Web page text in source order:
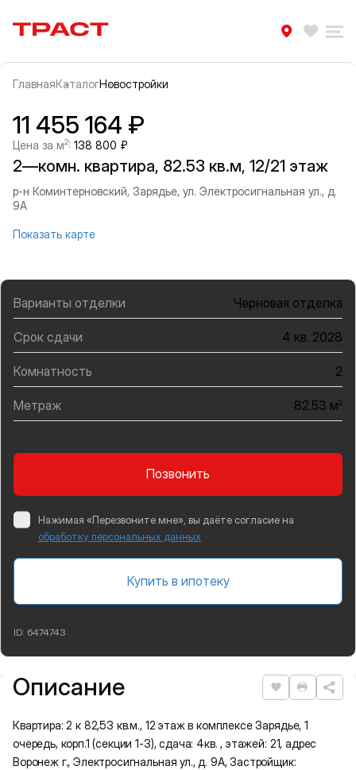
Траст | Служба недвижимости
ГлавнаяКаталогНовостройки
Информация об объекте
Галерея
11 455 164 ₽
Цена за м2: 138 800 ₽
2—комн. квартира, 82.53 кв.м, 12/21 этаж
р-н Коминтерновский, Зарядье, ул. Электросигнальная ул., д.
9А
Показать карте
Варианты отделки Черновая отделка
Срок сдачи 4 кв. 2028
Комнатность 2
Метраж 82.53 м2
Позвонить
Нажимая «Перезвоните мне», вы даёте согласие на
обработку персональных данных
Купить в ипотеку
ID: 6474743
Подробная информация
Описание Нравится
Квартира: 2 к 82,53 кв.м., 12 этаж в комплексе Зарядье, 1
очередь, корп.1 (секции 1-3), сдача: 4кв. , этажей: 21, адрес
Воронеж г., Электросигнальная ул., д. 9А, Застройщик: